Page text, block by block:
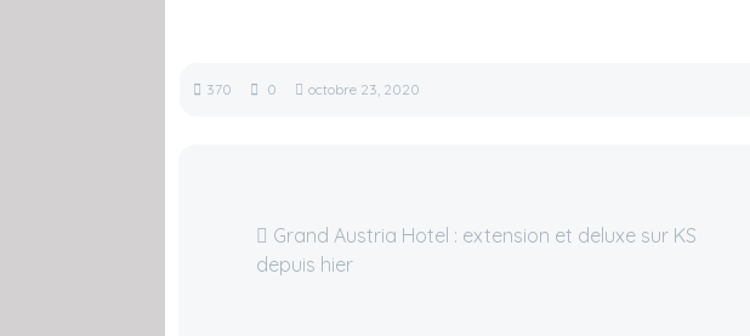
370 0 octobre 23, 2020
Grand Austria Hotel : extension et deluxe sur KS
depuis hier